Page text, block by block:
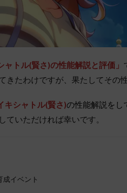
ャトル(賢さ)の性能解説と評価」
きたわけですが、果たしてその
キシャトル(賢さ)の性能解説をし
ていただければ幸いです。
イベント